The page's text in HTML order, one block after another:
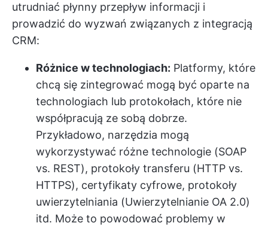
utrudniać płynny przepływ informacji i
prowadzić do wyzwań związanych z integracją
CRM:
Różnice w technologiach: Platformy, które
chcą się zintegrować mogą być oparte na
technologiach lub protokołach, które nie
współpracują ze sobą dobrze.
Przykładowo, narzędzia mogą
wykorzystywać różne technologie (SOAP
vs. REST), protokoły transferu (HTTP vs.
HTTPS), certyfikaty cyfrowe, protokoły
uwierzytelniania (Uwierzytelnianie OA 2.0)
itd. Może to powodować problemy w